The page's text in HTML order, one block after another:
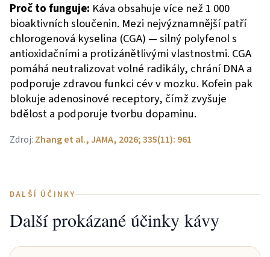
Proč to funguje: Káva obsahuje více než 1 000
bioaktivních sloučenin. Mezi nejvýznamnější patří
chlorogenová kyselina (CGA) — silný polyfenol s
antioxidačními a protizánětlivými vlastnostmi. CGA
pomáhá neutralizovat volné radikály, chrání DNA a
podporuje zdravou funkci cév v mozku. Kofein pak
blokuje adenosinové receptory, čímž zvyšuje
bdělost a podporuje tvorbu dopaminu.
Zdroj: Zhang et al., JAMA, 2026; 335(11): 961
DALŠÍ ÚČINKY
Další prokázané účinky kávy